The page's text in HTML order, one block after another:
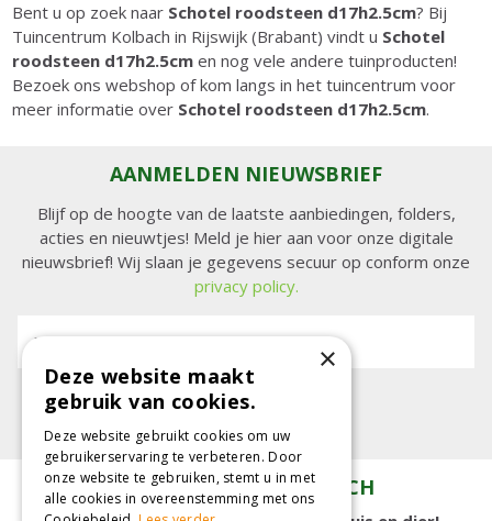
Bent u op zoek naar Schotel roodsteen d17h2.5cm? Bij
Tuincentrum Kolbach in Rijswijk (Brabant) vindt u Schotel
roodsteen d17h2.5cm en nog vele andere tuinproducten!
Bezoek ons webshop of kom langs in het tuincentrum voor
meer informatie over Schotel roodsteen d17h2.5cm.
AANMELDEN NIEUWSBRIEF
Blijf op de hoogte van de laatste aanbiedingen, folders,
acties en nieuwtjes! Meld je hier aan voor onze digitale
nieuwsbrief! Wij slaan je gegevens secuur op conform onze
privacy policy.
E-mailadres:
TUINCENTRUM KOLBACH
×
Deze website maakt
gebruik van cookies.
Deze website gebruikt cookies om uw
gebruikerservaring te verbeteren. Door
onze website te gebruiken, stemt u in met
alle cookies in overeenstemming met ons